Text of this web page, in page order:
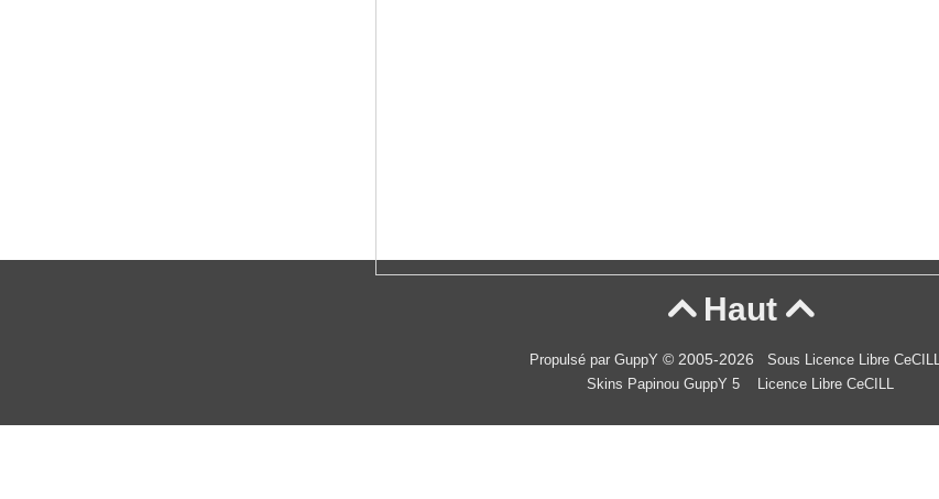
Haut 
Propulsé par GuppY © 2005-2026
Sous Licence Libre CeCILL
Skins Papinou GuppY 5
Licence Libre CeCILL